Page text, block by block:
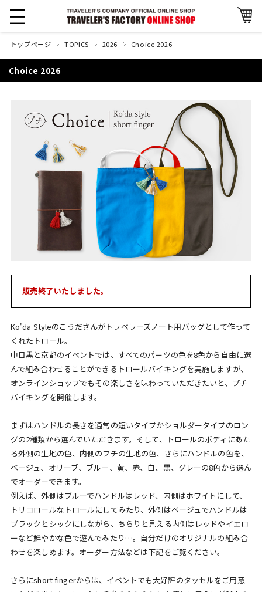
トップページ TOPICS 2026 Choice 2026
Choice 2026
販売終了いたしました。
Ko'da Styleのこうださんがトラベラーズノート用バッグとして作って
くれたトロール。
中目黒と京都のイベントでは、すべてのパーツの色を8色から自由に選
んで組み合わせることができるトロールバイキングを実施しますが、
オンラインショップでもその楽しさを味わっていただきたいと、プチ
バイキングを開催します。
まずはハンドルの長さを通常の短いタイプかショルダータイプのロン
グの2種類から選んでいただきます。そして、トロールのボディにあた
る外側の生地の色、内側のフチの生地の色、さらにハンドルの色を、
ベージュ、オリーブ、ブルー、黄、赤、白、黒、グレーの8色から選ん
でオーダーできます。
例えば、外側はブルーでハンドルはレッド、内側はホワイトにして、
トリコロールなトロールにしてみたり、外側はベージュでハンドルは
ブラックとシックにしながら、ちらりと見える内側はレッドやイエロ
ーなど鮮やかな色で遊んでみたり…。自分だけのオリジナルの組み合
わせを楽しめます。オーダー方法などは下記をご覧ください。
さらにshort fingerからは、イベントでも大好評のタッセルをご用意